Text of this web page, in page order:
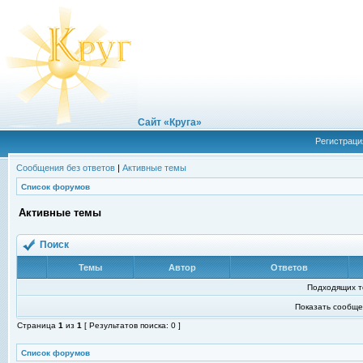
Сайт «Круга»
Сообщения без ответов | Активные темы
Список форумов
Активные темы
Поиск
Темы Автор Ответов
Подходящих
Показать
Страница 1 из 1 [ Результатов поиска: 0 ]
Список форумов